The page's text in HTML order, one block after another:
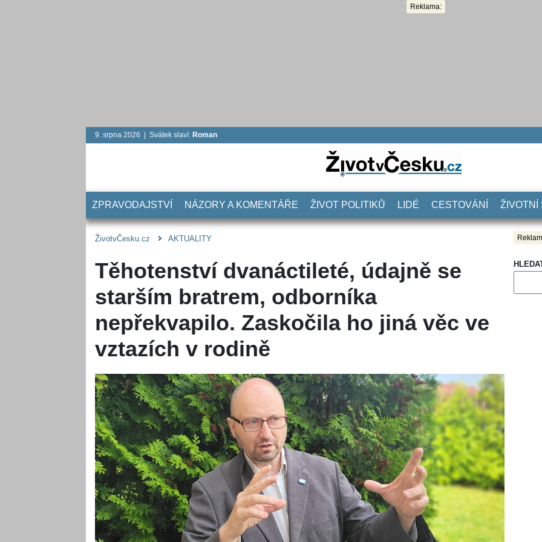
Reklama:
9. srpna 2026 | Svátek slaví: Roman
ZPRAVODAJSTVÍ NÁZORY A KOMENTÁŘE ŽIVOT POLITIKŮ LIDÉ CESTOVÁNÍ ŽIVOTNÍ
ŽivotvČesku.cz AKTUALITY
Těhotenství dvanáctileté, údajně se
starším bratrem, odborníka
nepřekvapilo. Zaskočila ho jiná věc ve
vztazích v rodině